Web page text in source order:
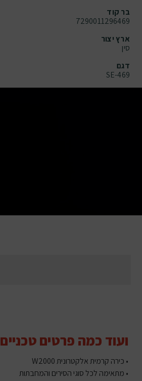
בר קוד
7290011296469
ארץ יצור
סין
דגם
SE-469
ועוד כמה פרטים טכניים
• כירה קרמית אלקטרונית W2000
• מתאימה לכל סוגי הסירים והמחבתות